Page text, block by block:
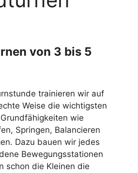
von 3 bis 5
trainieren wir auf
Weise die wichtigsten
wie
Springen, Balancieren
Dazu bauen wir jedes
Bewegungsstationen
schon die Kleinen die